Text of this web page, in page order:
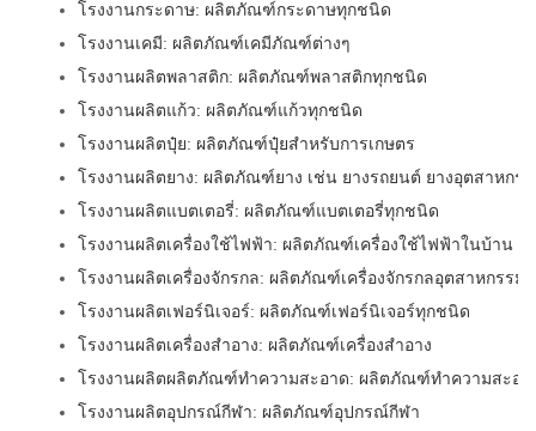
โรงงานกระดาษ: ผลิตภัณฑ์กระดาษทุกชนิด
โรงงานเคมี: ผลิตภัณฑ์เคมีภัณฑ์ต่างๆ
โรงงานผลิตพลาสติก: ผลิตภัณฑ์พลาสติกทุกชนิด
โรงงานผลิตแก้ว: ผลิตภัณฑ์แก้วทุกชนิด
โรงงานผลิตปุ๋ย: ผลิตภัณฑ์ปุ๋ยสำหรับการเกษตร
โรงงานผลิตยาง: ผลิตภัณฑ์ยาง เช่น ยางรถยนต์ ยางอุตสาหกร
โรงงานผลิตแบตเตอรี่: ผลิตภัณฑ์แบตเตอรี่ทุกชนิด
โรงงานผลิตเครื่องใช้ไฟฟ้า: ผลิตภัณฑ์เครื่องใช้ไฟฟ้าในบ้าน
โรงงานผลิตเครื่องจักรกล: ผลิตภัณฑ์เครื่องจักรกลอุตสาหกรรม
โรงงานผลิตเฟอร์นิเจอร์: ผลิตภัณฑ์เฟอร์นิเจอร์ทุกชนิด
โรงงานผลิตเครื่องสำอาง: ผลิตภัณฑ์เครื่องสำอาง
โรงงานผลิตผลิตภัณฑ์ทำความสะอาด: ผลิตภัณฑ์ทำความสะอา
โรงงานผลิตอุปกรณ์กีฬา: ผลิตภัณฑ์อุปกรณ์กีฬา